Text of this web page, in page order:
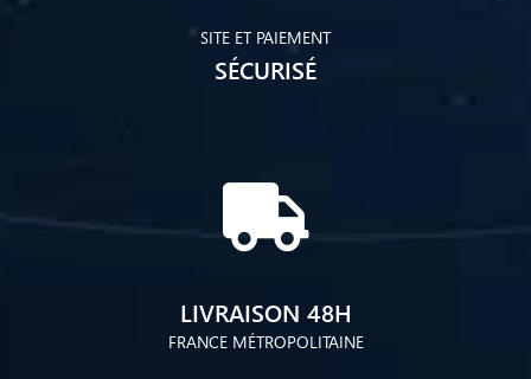
SITE ET PAIEMENT
SÉCURISÉ
LIVRAISON 48H
FRANCE MÉTROPOLITAINE